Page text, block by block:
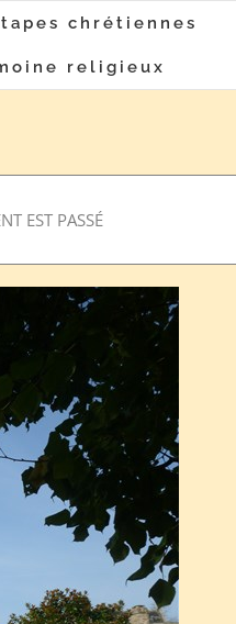
chrétiennes
religieux
EST PASSÉ